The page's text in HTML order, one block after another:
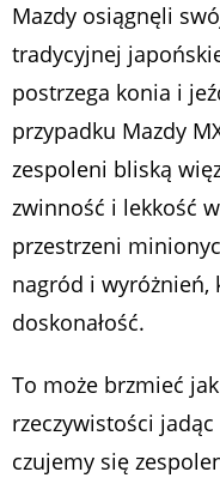
Mazdy osiągnęli
tradycyjnej
postrzega konia i
przypadku Mazdy
zespoleni bliską
zwinność i lekkość
przestrzeni
nagród i wyróżnień,
doskonałość.
To może brzmieć
rzeczywistości
czujemy się